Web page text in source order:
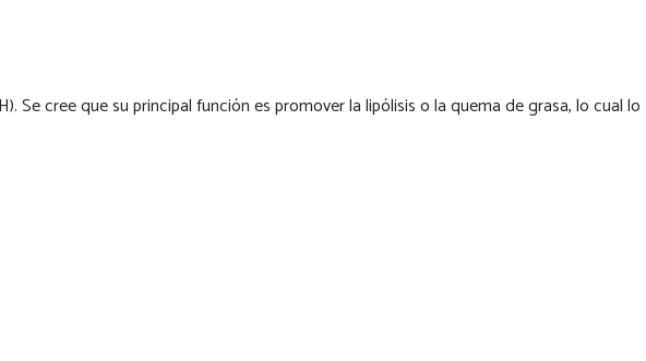
Se cree que su principal función es promover la lipólisis o la quema de grasa, lo cual lo